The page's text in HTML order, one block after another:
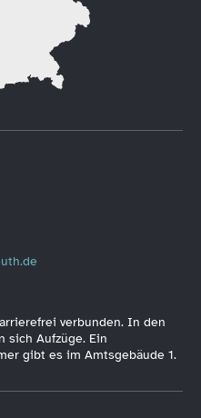
verbunden. In den
sich Aufzüge. Ein
gibt es im Amtsgebäude 1.